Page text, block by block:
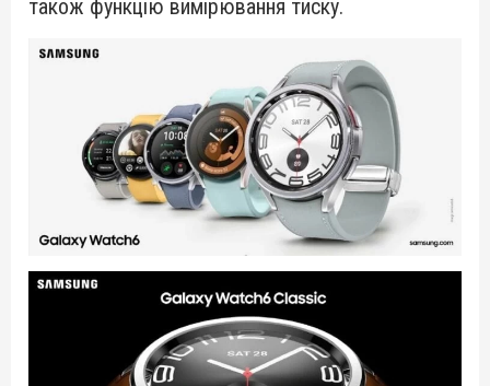
також функцію вимірювання тиску.